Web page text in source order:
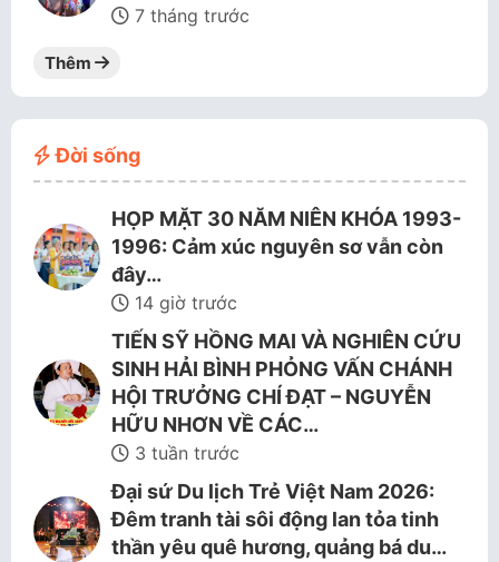
7 tháng trước
Thêm
Đời sống
HỌP MẶT 30 NĂM NIÊN KHÓA 1993-
1996: Cảm xúc nguyên sơ vẫn còn
đây…
14 giờ trước
TIẾN SỸ HỒNG MAI VÀ NGHIÊN CỨU
SINH HẢI BÌNH PHỎNG VẤN CHÁNH
HỘI TRƯỞNG CHÍ ĐẠT – NGUYỄN
HỮU NHƠN VỀ CÁC…
3 tuần trước
Đại sứ Du lịch Trẻ Việt Nam 2026:
Đêm tranh tài sôi động lan tỏa tinh
thần yêu quê hương, quảng bá du…